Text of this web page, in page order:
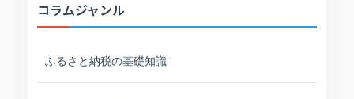
コラムジャンル
ふるさと納税の基礎知識